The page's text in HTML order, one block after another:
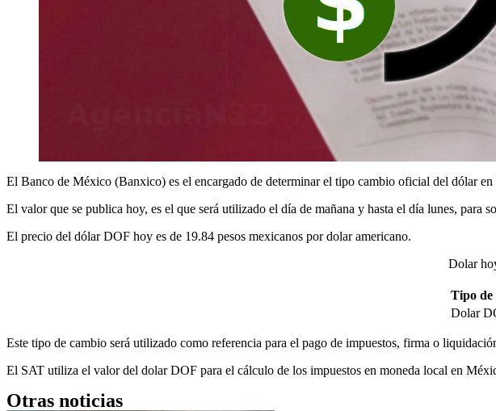
El Banco de México (Banxico) es el encargado de determinar el tipo cambio oficial del dólar
El valor que se publica hoy, es el que será utilizado el día de mañana y hasta el día lunes, para
El precio del dólar DOF hoy es de 19.84 pesos mexicanos por dolar americano.
Dolar
Tipo de
Dolar
Este tipo de cambio será utilizado como referencia para el pago de impuestos, firma o
El SAT utiliza el valor del dolar DOF para el cálculo de los impuestos en moneda local en
Otras noticias